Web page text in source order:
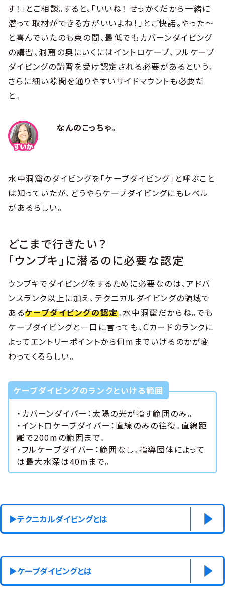
す！」とご相談。すると、「いいね！ せっかくだから一緒に
潜って取材ができる方がいいよね！」とご快諾。やった〜
と喜んでいたのも束の間、最低でもカバーンダイビング
の講習、洞窟の奥にいくにはイントロケーブ、フルケーブ
ダイビングの講習を受け認定される必要があるという。
さらに細い隙間を通りやすいサイドマウントも必要だ
と。
なんのこっちゃ。
水中洞窟のダイビングを「ケーブダイビング」と呼ぶこと
は知っていたが、どうやらケーブダイビングにもレベル
があるらしい。
どこまで行きたい？
「ウンブキ」に潜るのに必要な認定
ウンブキでダイビングをするために必要なのは、アドバ
ンスランク以上に加え、テクニカルダイビングの領域で
あるケーブダイビングの認定。水中洞窟だからね。でも
ケーブダイビングと一口に言っても、Cカードのランクに
よってエントリーポイントから何mまでいけるのかが変
わってくるらしい。
ケーブダイビングのランクといける範囲
・カバーンダイバー：太陽の光が指す範囲のみ。
・イントロケーブダイバー：直線のみの往復。直線距
離で200mの範囲まで。
・フルケーブダイバー：範囲なし。指導団体によって
は最大水深は40mまで。
▶︎テクニカルダイビングとは
▶︎ケーブダイビングとは